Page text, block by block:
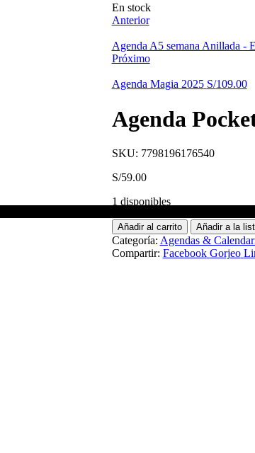
Disponibilidad:
En stock
Anterior
Agenda A5 semana Anillada -
Próximo
Agenda Magia 2025 S/109.00
Agenda
SKU: 7798196176540
S/59.00
1 disponibles
Añadir al carrito Añadir a la
Categoría: Agendas &
Compartir: Facebook Gorjeo